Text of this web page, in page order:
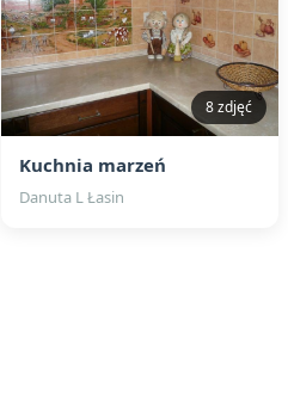
8 zdjęć
Kuchnia marzeń
Danuta L Łasin